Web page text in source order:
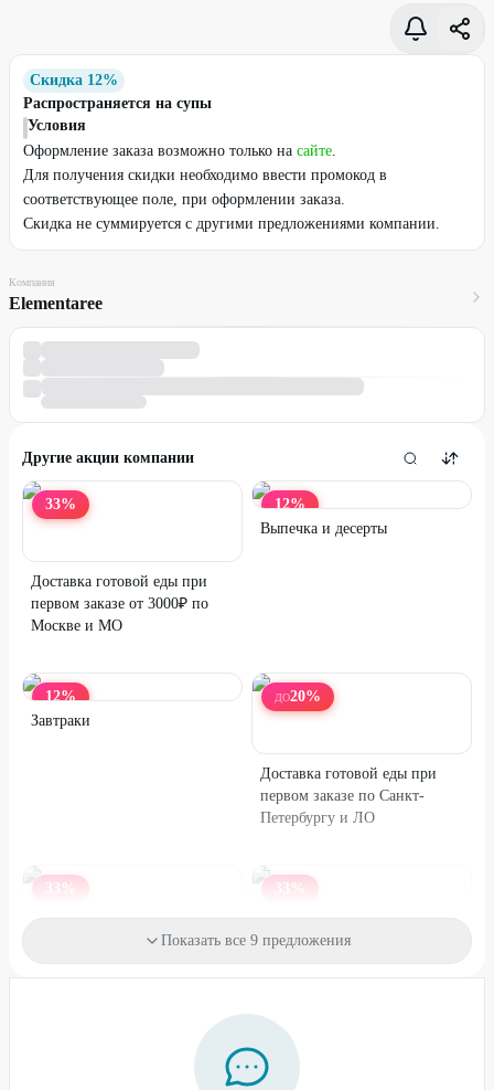
Скидка 12%
Распространяется на супы
Условия
Оформление заказа возможно только на сайте.
Для получения скидки необходимо ввести промокод в
соответствующее поле, при оформлении заказа.
Скидка не суммируется с другими предложениями компании.
Компания
Elementaree
Другие акции компании
33%
Доставка готовой еды при
первом заказе от 3000₽ по
Москве и МО
12%
Выпечка и десерты
12%
Завтраки
ДО20%
Доставка готовой еды при
первом заказе по Санкт-
Петербургу и ЛО
33 %
Сет «ЗОЖ» при первом
заказе от 2900₽
33 %
Доставка готовой еды при
%
Показать все 9 предложения